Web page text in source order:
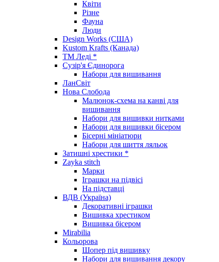
Квіти
Різне
Фауна
Люди
Design Works (США)
Kustom Krafts (Канада)
ТМ Леді *
Сузір'я Єдинорога
Набори для вишивання
ЛанСвіт
Нова Слобода
Малюнок-схема на канві для
вишивання
Набори для вишивки нитками
Набори для вишивки бісером
Бісерні мініатюри
Набори для шиття ляльок
Затишні хрестики *
Zayka stitch
Марки
Іграшки на підвісі
На підставці
ВДВ (Україна)
Декоративні іграшки
Вишивка хрестиком
Вишивка бісером
Mirabilia
Кольорова
Шопер під вишивку
Набори для вишивання декору